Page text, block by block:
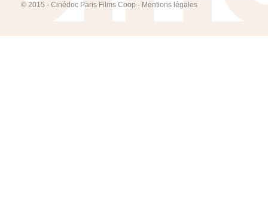
© 2015 - Cinédoc Paris Films Coop - Mentions légales